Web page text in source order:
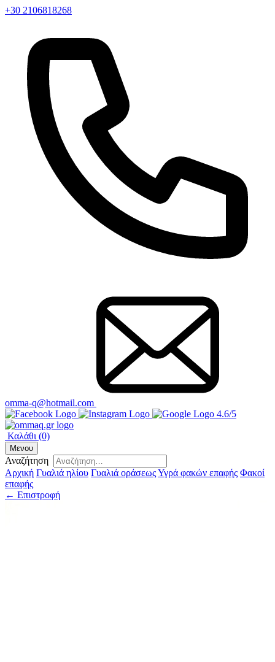
+30 2106818268
omma-q@hotmail.com
4.6/5
Καλάθι (0)
Μενου
Αναζήτηση
Αρχική Γυαλιά ηλίου Γυαλιά οράσεωςΥγρά φακών επαφής Φακοί
επαφής
← Επιστροφή